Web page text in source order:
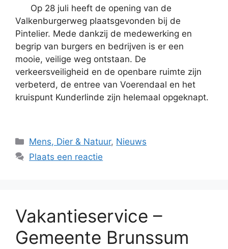
Op 28 juli heeft de opening van de
Valkenburgerweg plaatsgevonden bij de
Pintelier. Mede dankzij de medewerking en
begrip van burgers en bedrijven is er een
mooie, veilige weg ontstaan. De
verkeersveiligheid en de openbare ruimte zijn
verbeterd, de entree van Voerendaal en het
kruispunt Kunderlinde zijn helemaal opgeknapt.
Categorieën
Mens, Dier & Natuur, Nieuws
Plaats een reactie
Vakantieservice –
Gemeente Brunssum